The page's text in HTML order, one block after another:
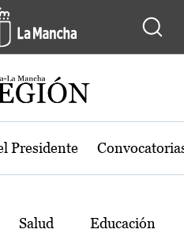
de Castilla-La
Presidente
Salud Educación